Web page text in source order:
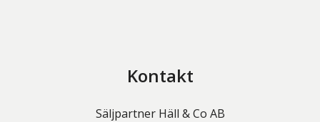
Kontakt
Säljpartner Häll & Co AB